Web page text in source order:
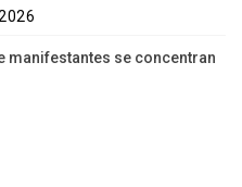
manifestantes se concentran